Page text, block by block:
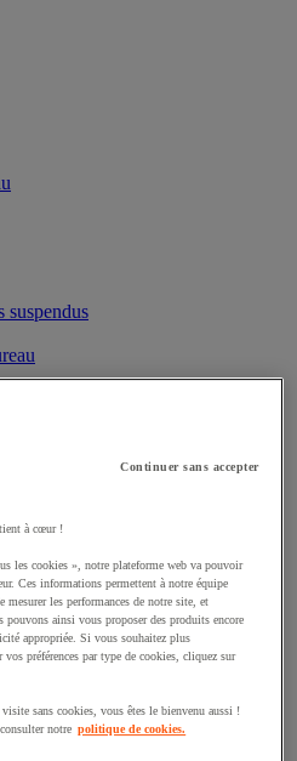
professionnels
et interactif
Blu-ray
de l'air
Continuer sans accepter
à cœur !
les cookies », notre plateforme web va pouvoir
Ces informations permettent à notre équipe
mesurer les performances de notre site, et
pouvons ainsi vous proposer des produits encore
appropriée. Si vous souhaitez plus
préférences par type de cookies, cliquez sur
sans cookies, vous êtes le bienvenu aussi !
notre politique de cookies.